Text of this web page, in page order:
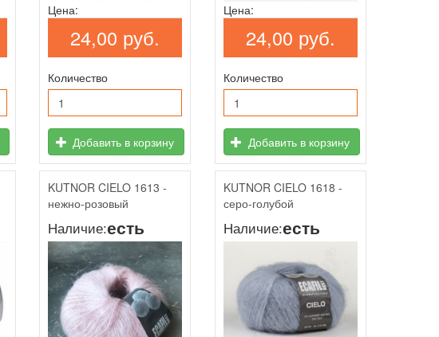
Цена:
24,00 руб.
Количество
Добавить в корзину
Цена:
24,00 руб.
Количество
Добавить в корзину
KUTNOR CIELO 1613 -
нежно-розовый
Наличие:есть
KUTNOR CIELO 1618 -
серо-голубой
Наличие:есть